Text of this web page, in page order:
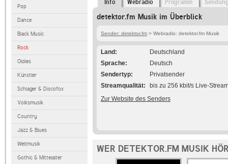
Pop
Dance
Black Music
Rock
Oldies
Künstler
Schlager & Discofox
Volksmusik
Country
Jazz & Blues
Weltmusik
Gothic & Mittelalter
Info Webradio Programm
detektor.fm Musik im Überblick
Sender: detektor.fm > Webradio: detektor.fm Musik
Land
Deutschland
Sprache
Deutsch
Sendertyp
Privatsender
Streamqualität
bis zu 256 kbit/s Live-
Zur Website des Senders
WER DETEKTOR.FM MUSIK